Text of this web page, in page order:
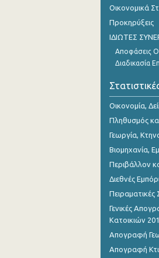
3o
2o
1o
3o
2o
1o
4o
3o
2o
1o
4o
Οικονομικά
Προκηρύξεις
ΙΔΙΩΤΕΣ
Αποφάσεις
Διαδικασία
Οικονομία,
Πληθυσμός
Γεωργία,
Βιομηχανία,
Περιβάλλον
Διεθνές
Πειραματικές
Γενικές
Κατοικιών
Απογραφή
Απογραφή